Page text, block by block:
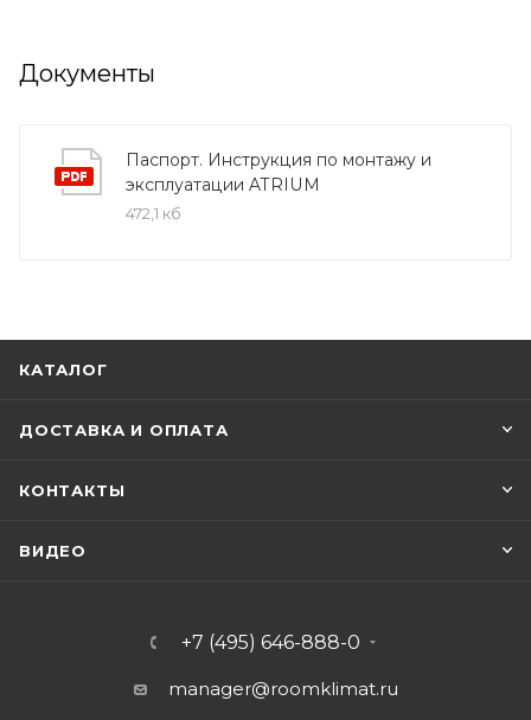
Документы
Паспорт. Инструкция по монтажу и
эксплуатации ATRIUM
472,1 кб
КАТАЛОГ
ДОСТАВКА И ОПЛАТА
КОНТАКТЫ
ВИДЕО
+7 (495) 646-888-0
manager@roomklimat.ru